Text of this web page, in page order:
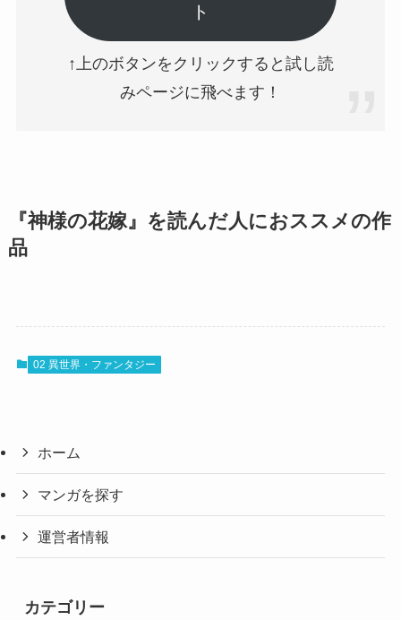
ト
↑上のボタンをクリックすると試し読
みページに飛べます！
『神様の花嫁』を読んだ人におススメの作
品
02 異世界・ファンタジー
ホーム
マンガを探す
運営者情報
カテゴリー